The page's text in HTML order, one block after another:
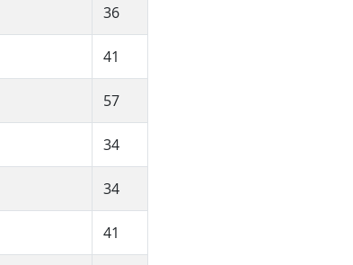
36
41
57
34
34
41